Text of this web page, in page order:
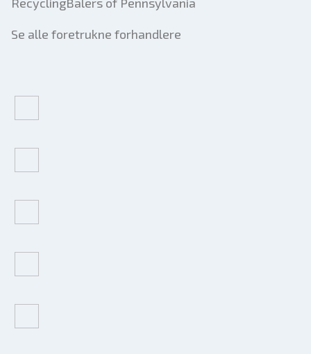
Se alle foretrukne forhandlere